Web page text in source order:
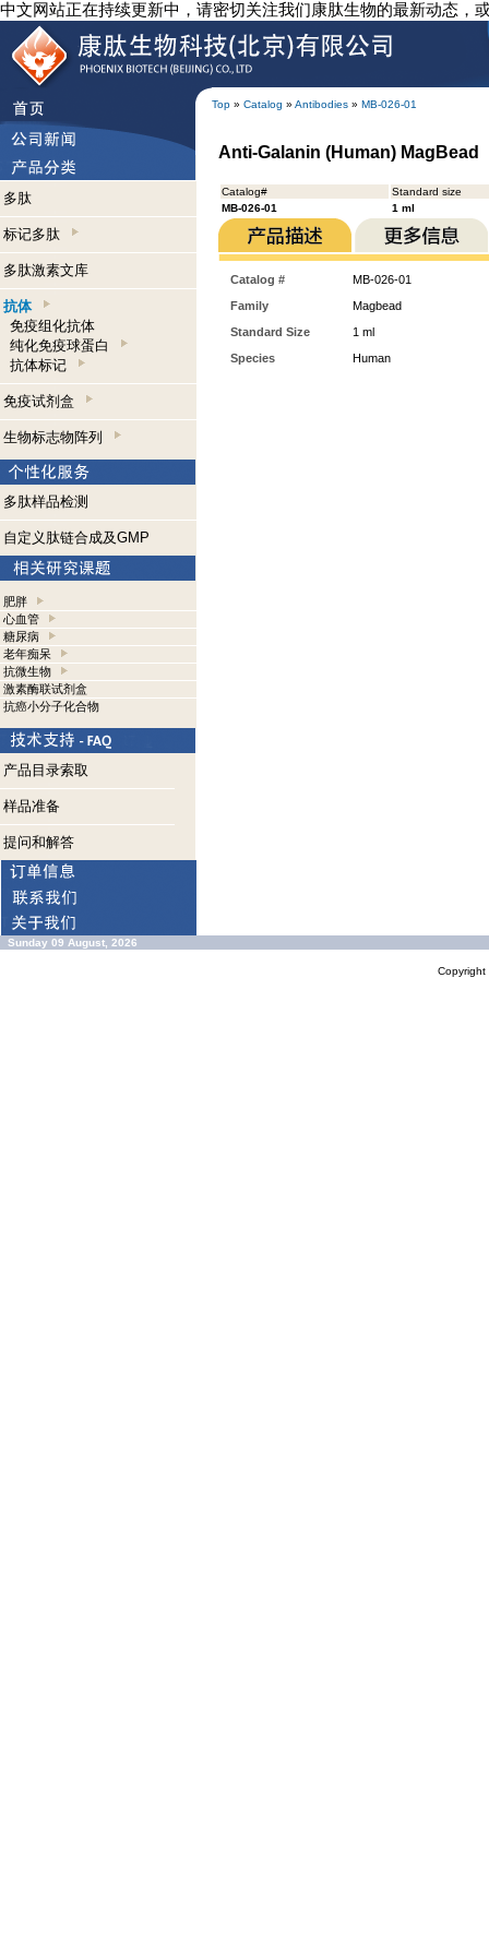
中文网站正在持续更新中，请密切关注我们康肽生物的最新动态，
Top » Catalog » Antibodies » MB-026-01
多肽
标记多肽
多肽激素文库
抗体
免疫组化抗体
纯化免疫球蛋白
抗体标记
免疫试剂盒
生物标志物阵列
多肽样品检测
自定义肽链合成及GMP
肥胖
心血管
糖尿病
老年痴呆
抗微生物
激素酶联试剂盒
抗癌小分子化合物
产品目录索取
样品准备
提问和解答
Anti-Galanin (Human) MagBead
Catalog#
Standard size
MB-026-01
1 ml
Catalog #
MB-026-01
Family
Magbead
Standard Size
1 ml
Species
Human
Sunday 09 August, 2026